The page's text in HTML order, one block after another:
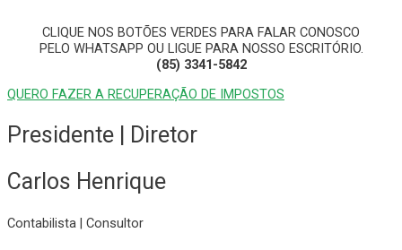
CLIQUE NOS BOTÕES VERDES PARA FALAR CONOSCO
PELO WHATSAPP OU LIGUE PARA NOSSO ESCRITÓRIO.
(85) 3341-5842
QUERO FAZER A RECUPERAÇÃO DE IMPOSTOS
Presidente | Diretor
Carlos Henrique
Contabilista | Consultor